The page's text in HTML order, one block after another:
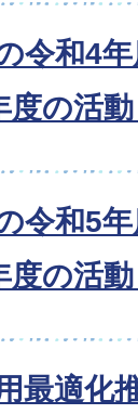
令和4
度の活
令和5
度の活
最適化